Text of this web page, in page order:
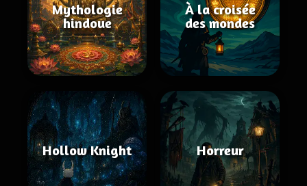
Mythologie
hindoue
À la croisée
des mondes
Hollow Knight Horreur